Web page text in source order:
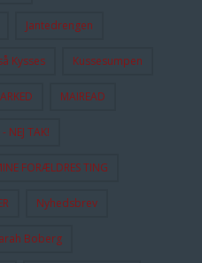
Jantedrengen
Kysses Kussesumpen
MAIREAD
TAK!
FORÆLDRES TING
Nyhedsbrev
Boberg